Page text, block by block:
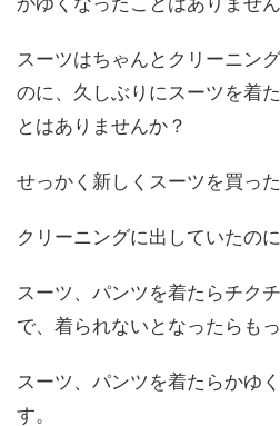
スーツはちゃんとクリーニン
のに、久しぶりにスーツを着
とはありませんか？
せっかく新しくスーツを買った
クリーニングに出していたのに
スーツ、パンツを着たらチク
で、着られないとなったらも
スーツ、パンツを着たらかゆ
す。